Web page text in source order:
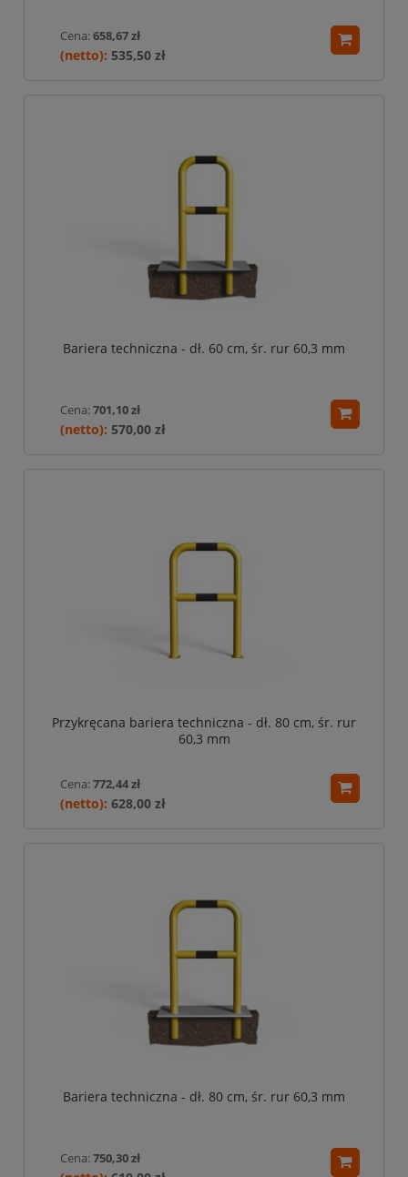
Cena:658,67 zł
535,50 zł
Bariera techniczna - dł. 60 cm, śr. rur 60,3 mm
Cena:701,10 zł
570,00 zł
Przykręcana bariera techniczna - dł. 80 cm, śr. rur
60,3 mm
Cena:772,44 zł
628,00 zł
Bariera techniczna - dł. 80 cm, śr. rur 60,3 mm
Cena:750,30 zł